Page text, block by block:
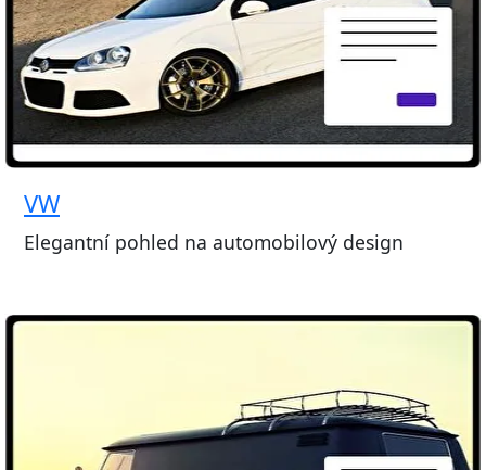
VW
Elegantní pohled na automobilový design